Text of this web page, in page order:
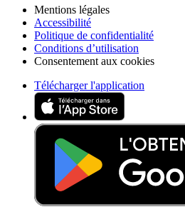
Mentions légales
Accessibilité
Politique de confidentialité
Conditions d’utilisation
Consentement aux cookies
Télécharger l'application